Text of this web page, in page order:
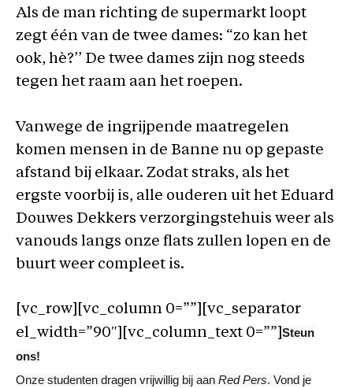
Als de man richting de supermarkt loopt
zegt één van de twee dames: “zo kan het
ook, hè?’’ De twee dames zijn nog steeds
tegen het raam aan het roepen.
Vanwege de ingrijpende maatregelen
komen mensen in de Banne nu op gepaste
afstand bij elkaar. Zodat straks, als het
ergste voorbij is, alle ouderen uit het Eduard
Douwes Dekkers verzorgingstehuis weer als
vanouds langs onze flats zullen lopen en de
buurt weer compleet is.
[vc_row][vc_column 0=””][vc_separator
el_width=”90″][vc_column_text 0=””] Steun
ons!
Onze studenten dragen vrijwillig bij aan Red Pers. Vond je